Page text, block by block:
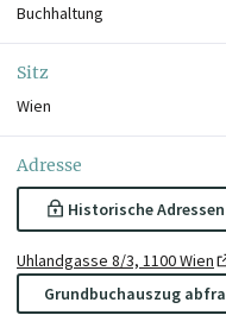
Buchhaltung
Sitz
Wien
Adresse
Historische Adressen
Uhlandgasse 8/3, 1100 Wien
Grundbuchauszug